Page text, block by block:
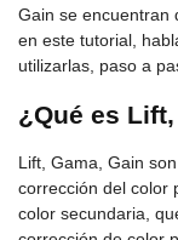
Gain se encuentran
en este tutorial,
utilizarlas, paso a
¿Qué es
Lift, Gama, Gain
corrección del color
color secundaria,